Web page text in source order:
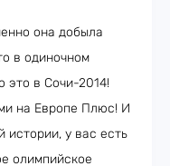
она добыла
в одиночном
это в Сочи-2014!
на Европе Плюс! И
истории, у вас есть
олимпийское